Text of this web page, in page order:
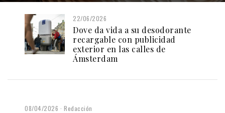
22/06/2026
Dove da vida a su desodorante
recargable con publicidad
exterior en las calles de
Ámsterdam
08/04/2026 Redacción